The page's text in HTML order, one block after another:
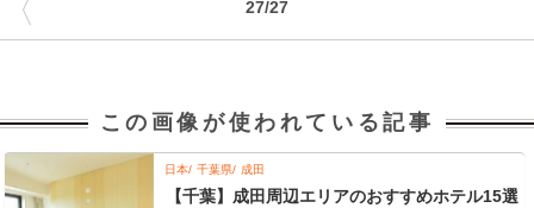
27/27
〈
この画像が使われている記事
日本 千葉県 成田
【千葉】成田周辺エリアのおすすめホテル15選